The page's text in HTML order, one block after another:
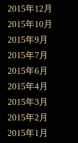
2015年12月
2015年10月
2015年9月
2015年7月
2015年6月
2015年4月
2015年3月
2015年2月
2015年1月